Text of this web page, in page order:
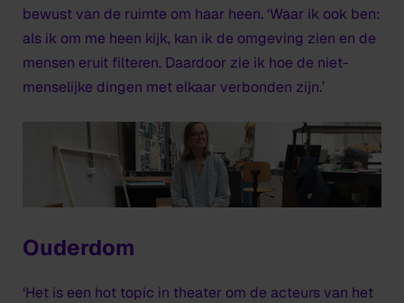
bewust van de ruimte om haar heen. ‘Waar ik ook ben:
als ik om me heen kijk, kan ik de omgeving zien en de
mensen eruit filteren. Daardoor zie ik hoe de niet-
menselijke dingen met elkaar verbonden zijn.’
Ouderdom
‘Het is een hot topic in theater om de acteurs van het